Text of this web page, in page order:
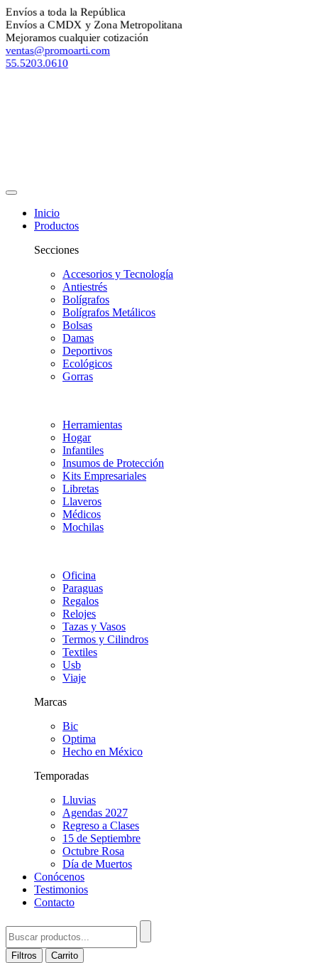
a toda la República
a CMDX y Zona Metropolitana
cualquier cotización
Inicio
Productos
Secciones
Accesorios y Tecnología
Antiestrés
Bolígrafos
Bolígrafos Metálicos
Bolsas
Damas
Deportivos
Ecológicos
Gorras
Herramientas
Hogar
Infantiles
Insumos de Protección
Kits Empresariales
Libretas
Llaveros
Médicos
Mochilas
Oficina
Paraguas
Regalos
Relojes
Tazas y Vasos
Termos y Cilindros
Textiles
Usb
Viaje
Marcas
Bic
Optima
Hecho en México
Temporadas
Lluvias
Agendas 2027
Regreso a Clases
15 de Septiembre
Octubre Rosa
Día de Muertos
Conócenos
Testimonios
Contacto
Filtros Carrito